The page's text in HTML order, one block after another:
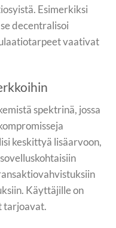
Esimerkiksi
decentralisoi
vaativat
spektrinä, jossa
keskittyä lisäarvoon,
Käyttäjille on
tarjoavat.